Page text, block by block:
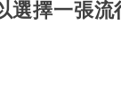
擇一張流